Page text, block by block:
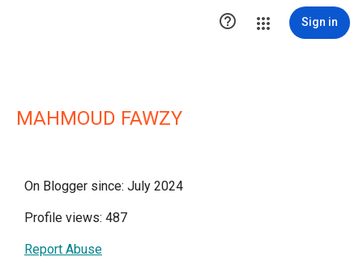
 Sign in
MAHMOUD FAWZY
On Blogger since: July 2024
Profile views: 487
Report Abuse